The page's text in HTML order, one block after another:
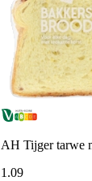
AH Tijger tarwe
1.09